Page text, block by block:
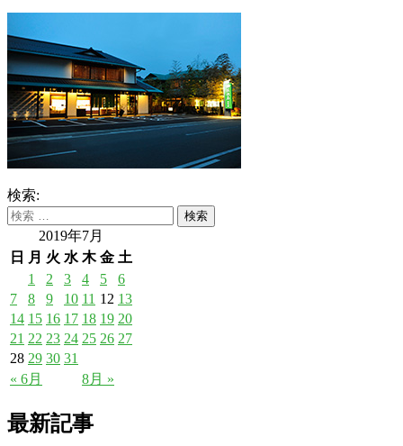
検索:
2019年7月
日
月 火 水 木 金 土
« 6月 8月 »
1 2 3 4 5
6
7
8 9 10 11 12 13
14 15 16 17 18 19 20
21 22 23 24 25 26 27
28 29 30 31
最新記事